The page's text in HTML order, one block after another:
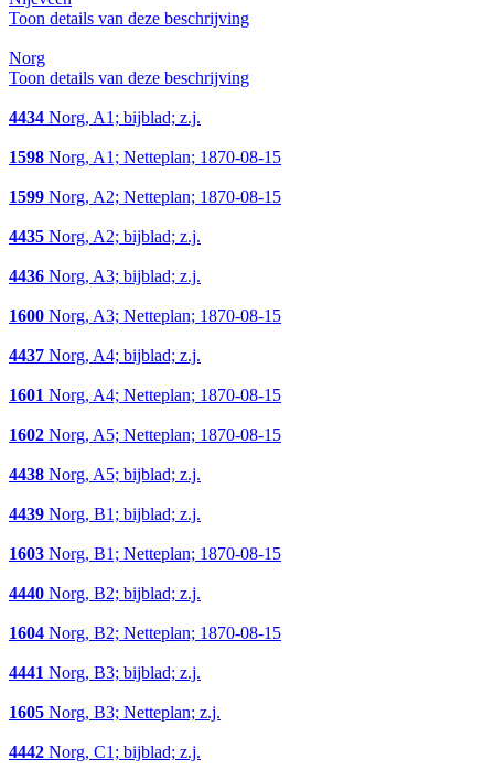
Toon details van deze beschrijving
Norg
Toon details van deze beschrijving
4434 Norg, A1; bijblad; z.j.
1598 Norg, A1; Netteplan; 1870-08-15
1599 Norg, A2; Netteplan; 1870-08-15
4435 Norg, A2; bijblad; z.j.
4436 Norg, A3; bijblad; z.j.
1600 Norg, A3; Netteplan; 1870-08-15
4437 Norg, A4; bijblad; z.j.
1601 Norg, A4; Netteplan; 1870-08-15
1602 Norg, A5; Netteplan; 1870-08-15
4438 Norg, A5; bijblad; z.j.
4439 Norg, B1; bijblad; z.j.
1603 Norg, B1; Netteplan; 1870-08-15
4440 Norg, B2; bijblad; z.j.
1604 Norg, B2; Netteplan; 1870-08-15
4441 Norg, B3; bijblad; z.j.
1605 Norg, B3; Netteplan; z.j.
4442 Norg, C1; bijblad; z.j.